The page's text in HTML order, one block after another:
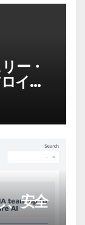
ー・
イの
ォー
安を
安全